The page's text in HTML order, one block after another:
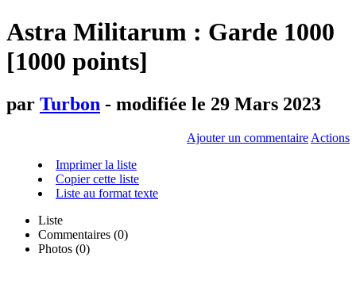
Astra Militarum : Garde 1000
[1000 points]
par Turbon - modifiée le 29 Mars 2023
Ajouter un commentaire Actions
Imprimer la liste
Copier cette liste
Liste au format texte
Liste
Commentaires (0)
Photos (0)